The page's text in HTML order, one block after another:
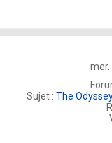
mer.
Sujet :The